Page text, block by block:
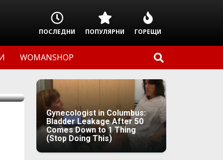
ПОСЛЕДНИ ПОПУЛЯРНИ ГОРЕЩИ
WOMANSHOP
Gynecologist in Columbus:
Bladder Leakage After 50
Comes Down to 1 Thing
(Stop Doing This)